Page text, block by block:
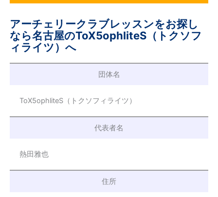
アーチェリークラブレッスンをお探し
なら名古屋のToX5ophliteS（トクソフ
ィライツ）へ
団体名
ToX5ophliteS（トクソフィライツ）
代表者名
熱田雅也
住所